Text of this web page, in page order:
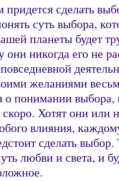
придется сделать
суть выбора,
планеты будет
они никогда его не
желаниями
о понимании выбора,
Хотят они или
влияния,
сделать
любви и света, и